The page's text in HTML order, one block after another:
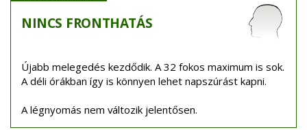
NINCS FRONTHATÁS
Újabb melegedés kezdődik. A 32 fokos maximum is sok.
A déli órákban így is könnyen lehet napszúrást kapni.
A légnyomás nem változik jelentősen.